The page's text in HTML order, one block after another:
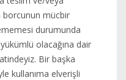
borcunun mücbir
durumunda
olacağına dair
Bir başka
kullanıma elverişli